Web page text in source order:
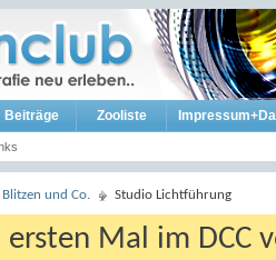
Beiträge Zooliste
und Co. Studio Lichtführung
Mal im DCC